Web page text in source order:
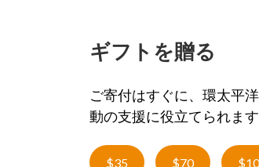
ギフトを贈る
ご寄付はすぐに、環太平
動の支援に役立てられます
$35 $70